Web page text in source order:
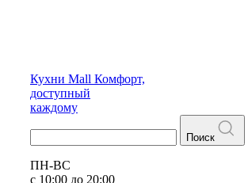
Кухни Mall Комфорт,
доступный
каждому
Поиск
ПН-ВС
с 10:00 до 20:00